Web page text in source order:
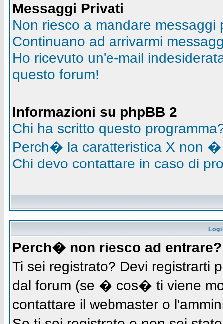
Messaggi Privati
Non riesco a mandare messaggi
Continuano ad arrivarmi
Ho ricevuto un'e-mail
questo forum!
Informazioni su phpBB 2
Chi ha scritto questo
Perch� la caratteristica X non �
Chi devo contattare in caso di
Perch� non riesco ad entrare?
Ti sei registrato? Devi registrarti
dal forum (se � cos� ti viene
contattare il webmaster o